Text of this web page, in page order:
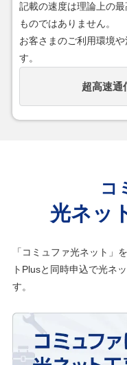
記載の速度は理論上の
ものではありません。
お客さまのご利用環境
す。
超高速通
コ
光ネッ
「コミュファ光ネット」
トPlusと同時申込で光ネ
す。